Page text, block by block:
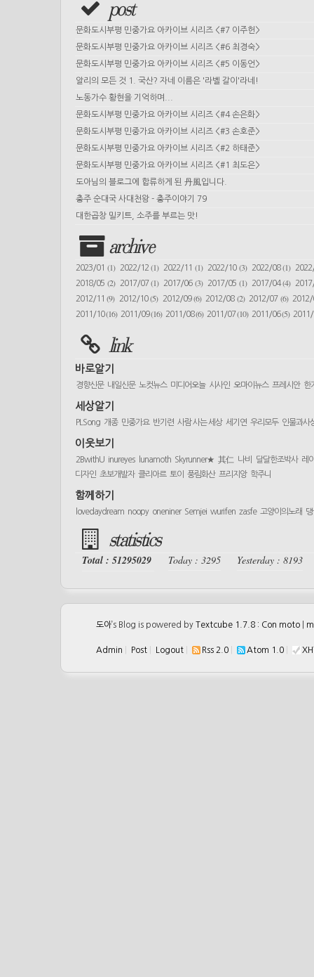
post
문화도시부평 민중가요 아카이브 시리즈 <#7 이주헌>
문화도시부평 민중가요 아카이브 시리즈 <#6 최경숙>
문화도시부평 민중가요 아카이브 시리즈 <#5 이동언>
알리의 모든 것 1. 국산? 자네 이름은 '라벨 갈이'라네!
노동가수 황현을 기억하며...
문화도시부평 민중가요 아카이브 시리즈 <#4 손은화>
문화도시부평 민중가요 아카이브 시리즈 <#3 손호준>
문화도시부평 민중가요 아카이브 시리즈 <#2 하태준>
문화도시부평 민중가요 아카이브 시리즈 <#1 최도은>
도아님의 블로그에 합류하게 된 丹風입니다.
충주 순대국 사대천왕 - 충주이야기 79
대한곱창 밀키트, 소주를 부르는 맛!
archive
2023/01 (1) 2022/12(1) 2022/11(1) 2022/10 (3) 2022/08(1)
2018/05 (2) 2017/07(1) 2017/06(3) 2017/05 (1) 2017/04(4)
2012/11(9) 2012/10(5) 2012/09(6) 2012/08 (2) 2012/07 (6)
2011/10(16) 2011/09(16) 2011/08(6) 2011/07(10) 2011/06(5)
link
바로알기
경향신문 내일신문 노컷뉴스 미디어오늘 시사인 오마이뉴스 프레시안 한
세상알기
PLSong 개종 민중가요 반기련 사람 사는 세상 세기연 우리모두 인물과사
이웃보기
2BwithU inureyes lunamoth Skyrunner★ 其仁 나비 달달한조박사 레
디자인 초보개발자 클리아르 토이 풍림화산 프리지앙 학주니
함께하기
lovedaydream noopy oneniner Semjei wurifen zasfe 고양이의노래
statistics
Total : 51295029 Today : 3295 Yesterday : 8193
도아’s Blog is powered by Textcube 1.7.8 : Con moto
Admin Post Logout Rss 2.0 Atom 1.0